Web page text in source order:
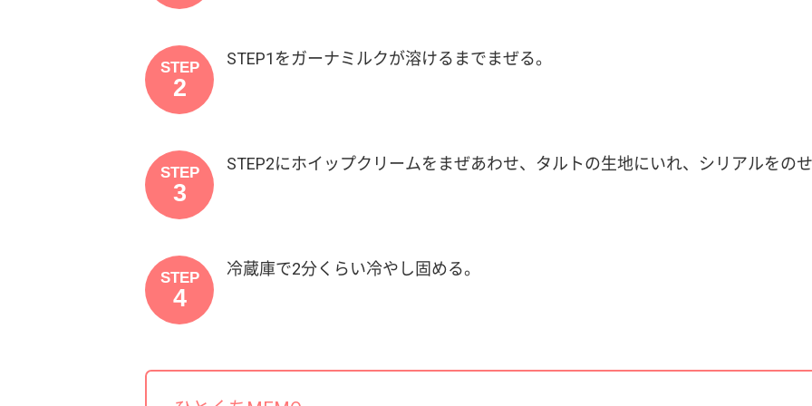
STEP
2
STEP1をガーナミルクが溶けるまでまぜる。
STEP
3
STEP2にホイップクリームをまぜあわせ、タルトの生地にいれ、シリアルをの
STEP
4
冷蔵庫で2分くらい冷やし固める。